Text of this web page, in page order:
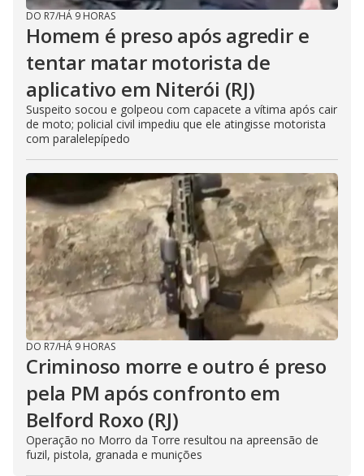
DO R7/HÁ 9 HORAS
Homem é preso após agredir e
tentar matar motorista de
aplicativo em Niterói (RJ)
Suspeito socou e golpeou com capacete a vítima após cair
de moto; policial civil impediu que ele atingisse motorista
com paralelepípedo
DO R7/HÁ 9 HORAS
Criminoso morre e outro é preso
pela PM após confronto em
Belford Roxo (RJ)
Operação no Morro da Torre resultou na apreensão de
fuzil, pistola, granada e munições